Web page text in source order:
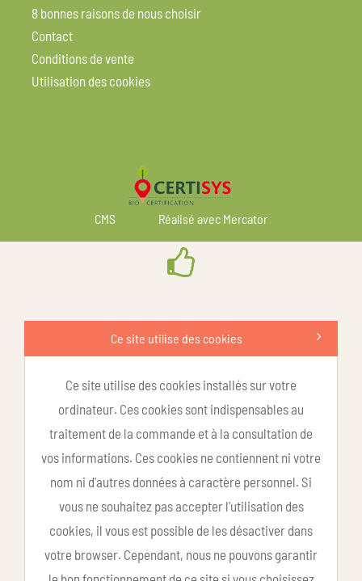
8 bonnes raisons de nous choisir
Contact
Conditions de vente
Utilisation des cookies
CMS Réalisé avec Mercator
Ce site utilise des cookies
Ce site utilise des cookies installés sur votre
ordinateur. Ces cookies sont indispensables au
traitement de la commande et à la consultation de
vos informations. Ces cookies ne contiennent ni votre
nom ni d'autres données à caractère personnel. Si
vous ne souhaitez pas accepter l'utilisation des
cookies, il vous est possible de les désactiver dans
votre browser. Cependant, nous ne pouvons garantir